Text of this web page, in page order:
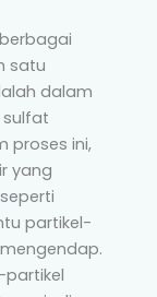
satu
dalam
sulfat
proses ini,
yang
partikel-